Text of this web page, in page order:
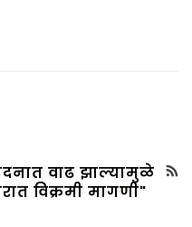
वाढ झाल्यामुळे
विक्रमी मागणी"